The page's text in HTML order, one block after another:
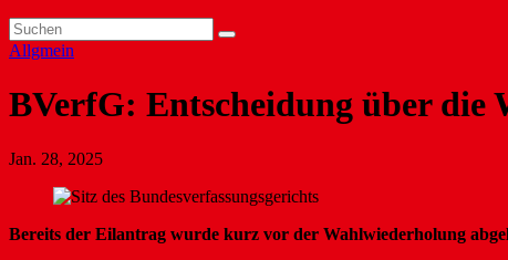
Allgmein
BVerfG: Entscheidung über die
Jan. 28, 2025
Bereits der Eilantrag wurde kurz vor der Wahlwiederholung